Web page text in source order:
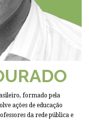
formado pela
ações de educação
da rede pública e